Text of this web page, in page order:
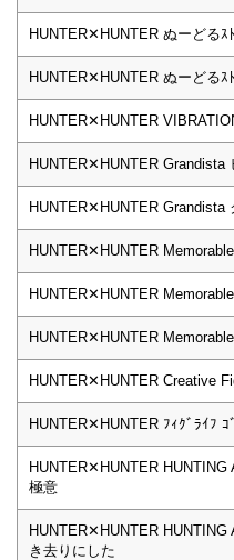
HUNTER✕HUNTER ぬーどるｽ
HUNTER✕HUNTER ぬーどるｽ
HUNTER✕HUNTER
HUNTER✕HUNTER Grandista
HUNTER✕HUNTER Grandista
HUNTER✕HUNTER
HUNTER✕HUNTER
HUNTER✕HUNTER
HUNTER✕HUNTER Creative
HUNTER✕HUNTER ﾌｨｸﾞﾗｲﾌ
HUNTER✕HUNTER
極意
HUNTER✕HUNTER
き去りにした